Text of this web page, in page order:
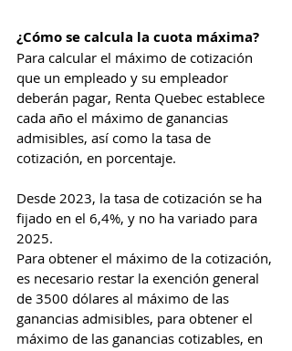
¿Cómo se calcula la cuota máxima?
Para calcular el máximo de cotización
que un empleado y su empleador
deberán pagar, Renta Quebec establece
cada año el máximo de ganancias
admisibles, así como la tasa de
cotización, en porcentaje.
Desde 2023, la tasa de cotización se ha
fijado en el 6,4%, y no ha variado para
2025.
Para obtener el máximo de la cotización,
es necesario restar la exención general
de 3500 dólares al máximo de las
ganancias admisibles, para obtener el
máximo de las ganancias cotizables, en